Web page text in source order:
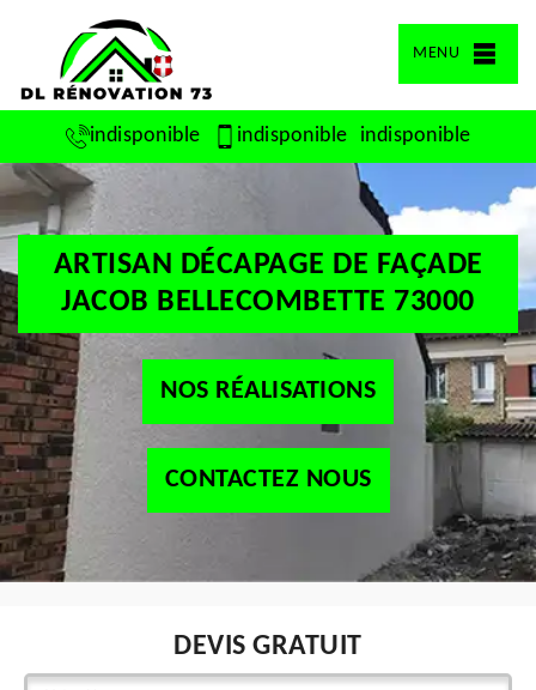
MENU
indisponible indisponible indisponible
ARTISAN DÉCAPAGE DE FAÇADE
JACOB BELLECOMBETTE 73000
NOS RÉALISATIONS
CONTACTEZ NOUS
DEVIS GRATUIT